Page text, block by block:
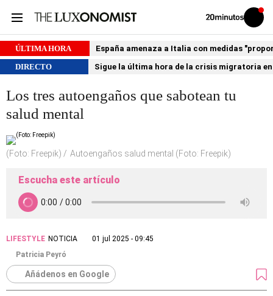
Volver
Iniciar
sesión
ÚLTIMA HORA
España amenaza a Italia con medidas
DIRECTO
Sigue la última hora de la crisis migratoria
Los tres autoengaños que sabotean tu
salud mental
(Foto: Freepik) Autoengaños salud mental (Foto: Freepik)
Escucha este artículo
LIFESTYLE NOTICIA
01 jul 2025 - 09:45
Patricia Peyró
Añádenos en Google